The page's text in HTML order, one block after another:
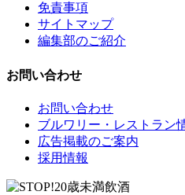
免責事項
サイトマップ
編集部のご紹介
お問い合わせ
お問い合わせ
ブルワリー・レストラン
広告掲載のご案内
採用情報